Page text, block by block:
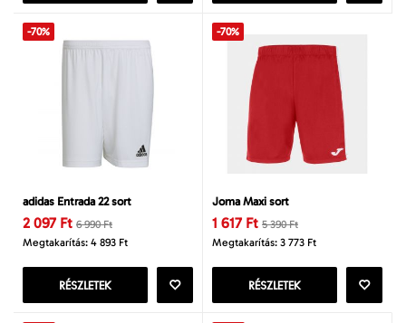
-70%
adidas Entrada 22 sort
2 097 Ft 6 990 Ft
Megtakarítás: 4 893 Ft
RÉSZLETEK
-70%
Joma Maxi sort
1 617 Ft 5 390 Ft
Megtakarítás: 3 773 Ft
RÉSZLETEK